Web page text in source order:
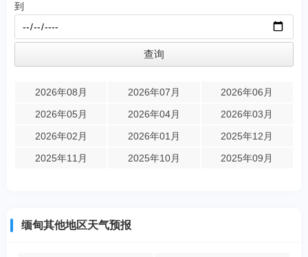
到
2026年08月 2026年07月
2026年06月
2026年05月
2026年04月
2026年03月
2026年02月
2026年01月
2025年12月
2025年11月
2025年10月 2025年09月
缅甸其他地区天气预报